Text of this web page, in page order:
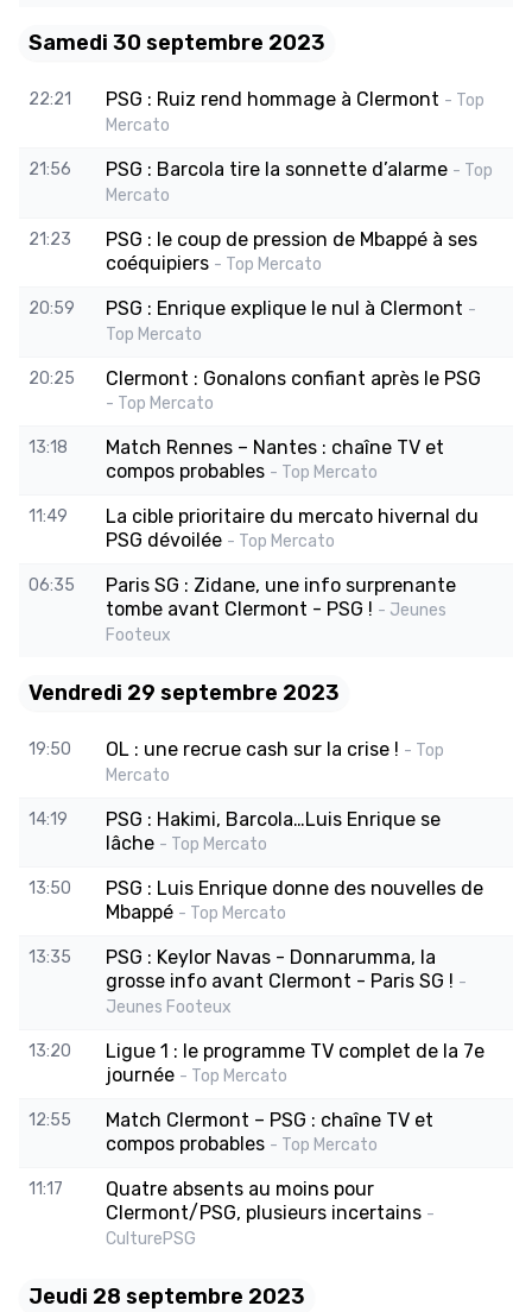
Samedi 30 septembre 2023
22:21 PSG : Ruiz rend hommage à Clermont - Top
Mercato
21:56 PSG : Barcola tire la sonnette d’alarme - Top
Mercato
21:23
PSG : le coup de pression de Mbappé à ses
coéquipiers - Top Mercato
20:59 PSG : Enrique explique le nul à Clermont -
Top Mercato
20:25 Clermont : Gonalons confiant après le PSG
- Top Mercato
13:18
Match Rennes – Nantes : chaîne TV et
compos probables - Top Mercato
11:49
La cible prioritaire du mercato hivernal du
PSG dévoilée - Top Mercato
06:35
Paris SG : Zidane, une info surprenante
tombe avant Clermont - PSG ! - Jeunes
Footeux
Vendredi 29 septembre 2023
19:50 OL : une recrue cash sur la crise ! - Top
Mercato
14:19
PSG : Hakimi, Barcola…Luis Enrique se
lâche - Top Mercato
13:50
PSG : Luis Enrique donne des nouvelles de
Mbappé - Top Mercato
13:35
PSG : Keylor Navas - Donnarumma, la
grosse info avant Clermont - Paris SG ! -
Jeunes Footeux
13:20
Ligue 1 : le programme TV complet de la 7e
journée - Top Mercato
12:55
Match Clermont – PSG : chaîne TV et
compos probables - Top Mercato
11:17
Quatre absents au moins pour
Clermont/PSG, plusieurs incertains -
CulturePSG
Jeudi 28 septembre 2023